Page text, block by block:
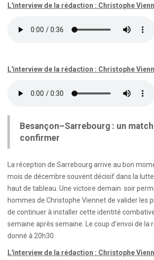
L'interview de la rédaction : Christophe
L'interview de la rédaction : Christophe
Besançon–Sarrebourg : un
confirmer
La réception de Sarrebourg arrive au bon
mois de décembre souvent décisif dans la
haut de tableau. Une victoire demain soir
hommes de Christophe Viennet de valider les
de continuer à installer cette identité
semaine après semaine. Le coup d’envoi de la
donné à 20h30.
L'interview de la rédaction : Christophe